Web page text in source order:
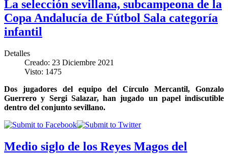
La selección sevillana, subcampeona de la
Copa Andalucía de Fútbol Sala categoría
infantil
Detalles
Creado: 23 Diciembre 2021
Visto: 1475
Dos jugadores del equipo del Círculo Mercantil, Gonzalo
Guerrero y Sergi Salazar, han jugado un papel indiscutible
dentro del conjunto sevillano.
Medio siglo de los Reyes Magos del